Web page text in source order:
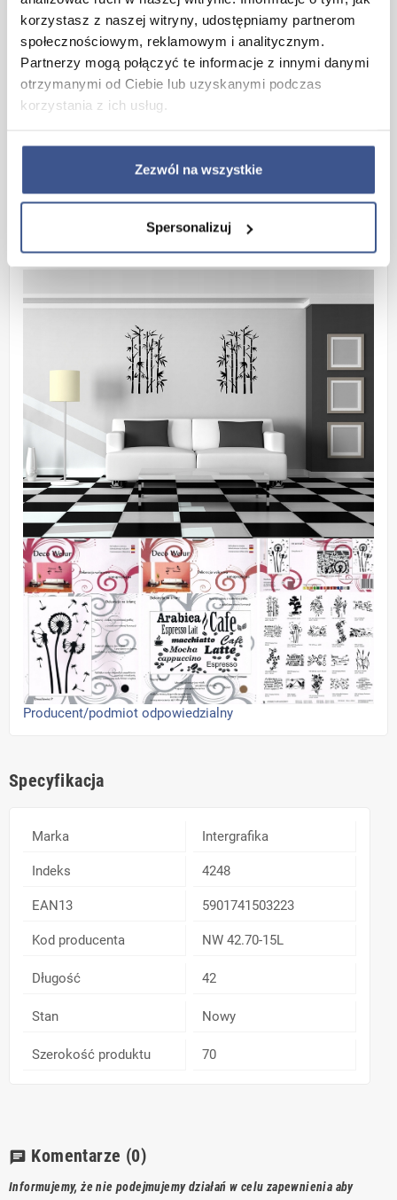
korzystasz z naszej witryny, udostępniamy partnerom
społecznościowym, reklamowym i analitycznym.
Partnerzy mogą połączyć te informacje z innymi danymi
otrzymanymi od Ciebie lub uzyskanymi podczas
korzystania z ich usług.
Zezwól na wszystkie
Spersonalizuj
- wyjątkowa intensywność barw
- materiał miękki i przyjemny w dotyku
- matowa powierzchnia nie odbija światła
- bardzo dobre właściwości klejące
- eleganckie uzupełnienie aranżacji mieszkania
Wymiary:420mm x 700mm
Wzór:Tatarak
Producent/podmiot odpowiedzialny
Specyfikacja
Marka Intergrafika
Indeks 4248
EAN13 5901741503223
Kod producenta NW 42.70-15L
Długość 42
Stan Nowy
Szerokość produktu 70
chat Komentarze (0)
Informujemy, że nie podejmujemy działań w celu zapewnienia aby